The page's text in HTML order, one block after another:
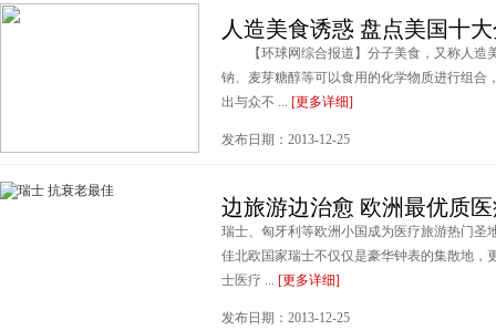
人造美食诱惑 盘点美国十
【环球网综合报道】分子美食，又称人造
钠、麦芽糖醇等可以食用的化学物质进行组合
出与众不 ... [更多详细]
发布日期：2013-12-25
边旅游边治愈 欧洲最优质
瑞士、匈牙利等欧洲小国成为医疗旅游热门圣
佳北欧国家瑞士不仅仅是豪华钟表的集散地，
士医疗 ... [更多详细]
发布日期：2013-12-25